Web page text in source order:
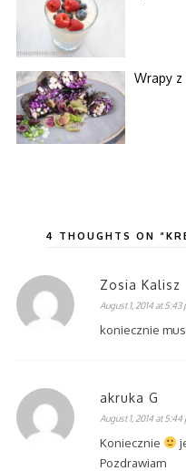
Wrapy z
4 THOUGHTS ON
Zosia Kalisz
August 1, 2014 at 5:43
koniecznie
akruka G
August 1, 2014 at 5:44
Koniecznie
Pozdrawiam